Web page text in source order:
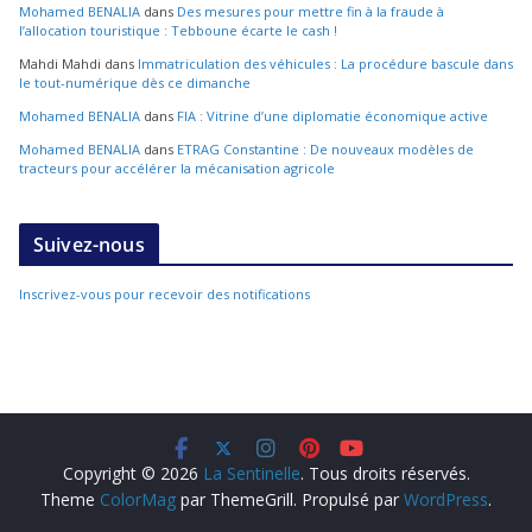
Mohamed BENALIA dans Des mesures pour mettre fin à la fraude à
l’allocation touristique : Tebboune écarte le cash !
Mahdi Mahdi dans Immatriculation des véhicules : La procédure bascule dans
le tout-numérique dès ce dimanche
Mohamed BENALIA dans FIA : Vitrine d’une diplomatie économique active
Mohamed BENALIA dans ETRAG Constantine : De nouveaux modèles de
tracteurs pour accélérer la mécanisation agricole
Suivez-nous
Inscrivez-vous pour recevoir des notifications
Copyright © 2026 La Sentinelle. Tous droits réservés.
Theme ColorMag par ThemeGrill. Propulsé par WordPress.